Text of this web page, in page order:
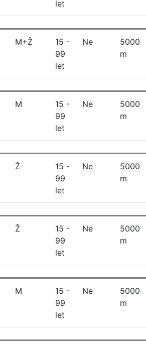
let
M+Ž
15 -
99
let
Ne
5000
m
M
15 -
99
let
Ne
5000
m
Ž
15 -
99
let
Ne
5000
m
Ž
15 -
99
let
Ne
5000
m
M
15 -
99
let
Ne
5000
m